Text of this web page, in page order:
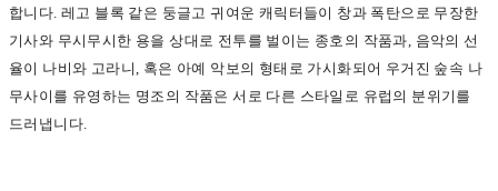
합니다. 레고 블록 같은 둥글고 귀여운 캐릭터들이 창과 폭탄으로 무장한
기사와 무시무시한 용을 상대로 전투를 벌이는 종호의 작품과, 음악의 선
율이 나비와 고라니, 혹은 아예 악보의 형태로 가시화되어 우거진 숲속 나
무사이를 유영하는 명조의 작품은 서로 다른 스타일로 유럽의 분위기를
드러냅니다.